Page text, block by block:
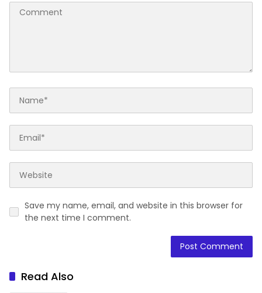
Save my name, email, and website in this browser for
the next time I comment.
Read Also